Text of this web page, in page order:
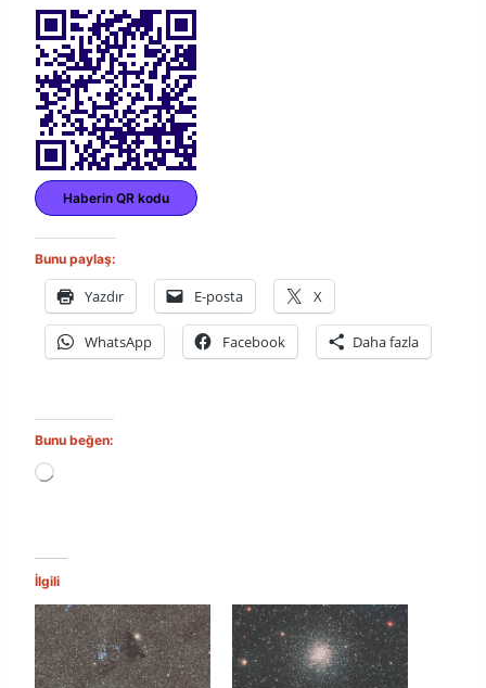
Haberin QR kodu
Bunu paylaş:
Yazdır E-posta X
WhatsApp Facebook Daha fazla
Bunu beğen:
Y
n
y
o
r
.
İlgili